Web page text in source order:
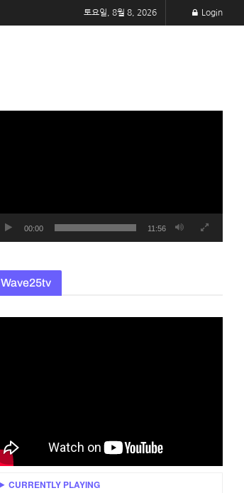
토요일, 8월 8, 2026 Login
00:00 11:56
Wave25tv
CURRENTLY PLAYING